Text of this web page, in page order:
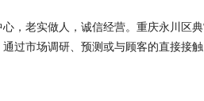
，老实做人，诚信经营。重庆永川区
过市场调研、预测或与顾客的直接接